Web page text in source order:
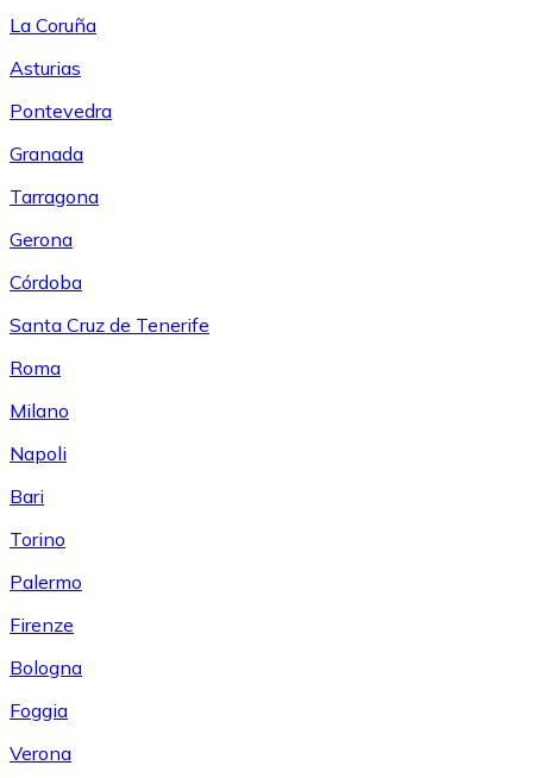
La Coruña
Asturias
Pontevedra
Granada
Tarragona
Gerona
Córdoba
Santa Cruz de Tenerife
Roma
Milano
Napoli
Bari
Torino
Palermo
Firenze
Bologna
Foggia
Verona